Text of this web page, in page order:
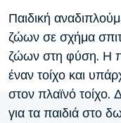
Παιδική
ζώων σε σχήμα
ζώων στη φύση. Η
έναν τοίχο και
στον πλαϊνό τοίχο.
για τα παιδιά στο